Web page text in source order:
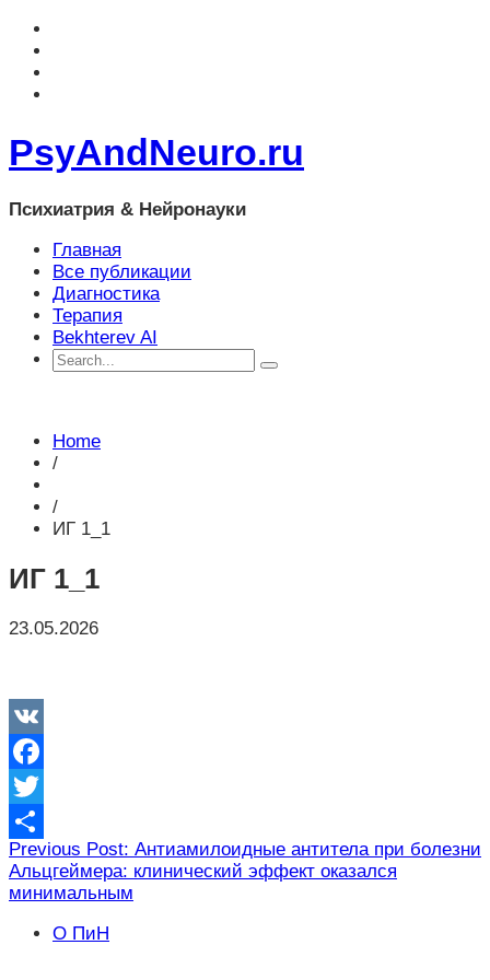
PsyAndNeuro.ru
Психиатрия & Нейронауки
Главная
Все публикации
Диагностика
Терапия
Bekhterev AI
Home
/
/
ИГ 1_1
ИГ 1_1
23.05.2026
VK
Facebook
Twitter
Отправить
Навигация
по
Previous Post: Антиамилоидные антитела при болезни
Альцгеймера: клинический эффект оказался
минимальным
О ПиН